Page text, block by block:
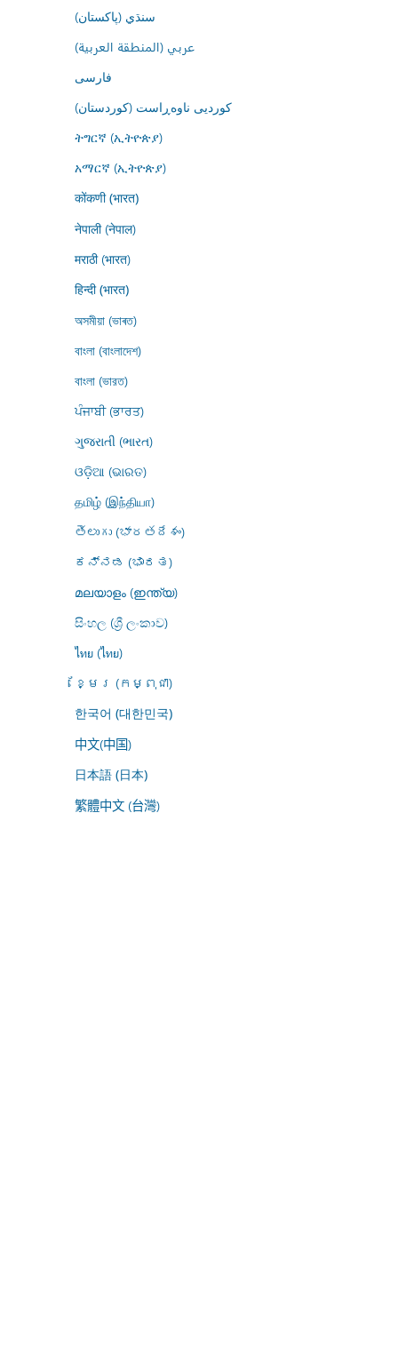
سنڌي (پاکستان)
عربي (المنطقة العربية)
فارسى
کوردیی ناوەڕاست (کوردستان)
ትግርኛ (ኢትዮጵያ)
አማርኛ (ኢትዮጵያ)
कोंकणी (भारत)
नेपाली (नेपाल)
मराठी (भारत)
हिन्दी (भारत)
অসমীয়া (ভাৰত)
বাংলা (বাংলাদেশ)
বাংলা (ভারত)
ਪੰਜਾਬੀ (ਭਾਰਤ)
ગુજરાતી (ભારત)
ଓଡ଼ିଆ (ଭାରତ)
தமிழ் (இந்தியா)
తెలుగు (భారతదేశం)
ಕನ್ನಡ (ಭಾರತ)
മലയാളം (ഇന്ത്യ)
සිංහල (ශ්‍රී ලංකාව)
ไทย (ไทย)
ខ្មែរ (កម្ពុជា)
한국어 (대한민국)
中文(中国)
日本語 (日本)
繁體中文 (台灣)